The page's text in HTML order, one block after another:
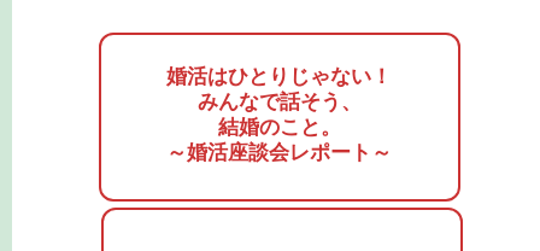
婚活はひとりじゃない！
みんなで話そう、
結婚のこと。
～婚活座談会レポート～